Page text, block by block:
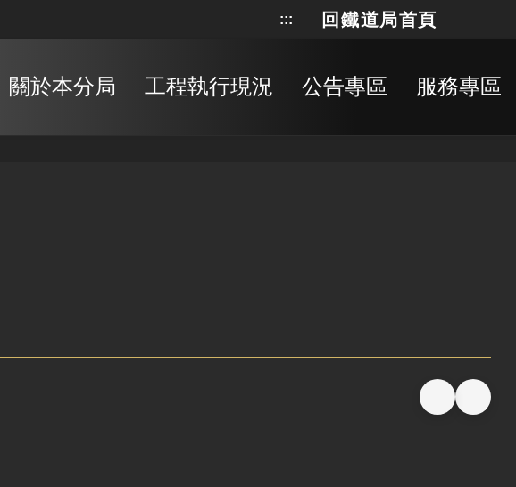
::: 回鐵道局首頁
關於本分局 工程執行現況 公告專區 服務專區